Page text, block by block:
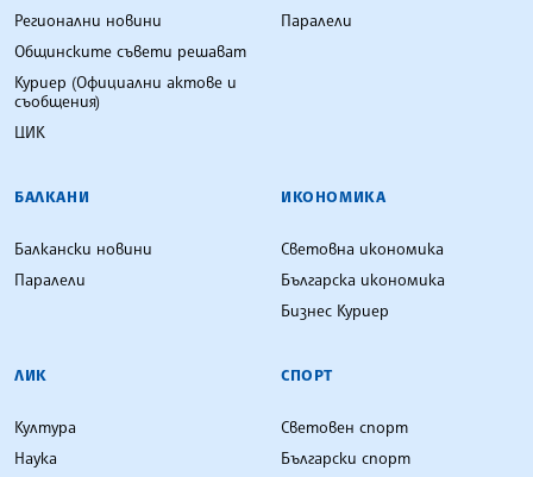
Регионални новини
Общинските съвети решават
Куриер (Официални актове и
съобщения)
ЦИК
Паралели
БАЛКАНИ
Балкански новини
Паралели
ИКОНОМИКА
Световна икономика
Българска икономика
Бизнес Куриер
ЛИК
Култура
Наука
СПОРТ
Световен спорт
Български спорт